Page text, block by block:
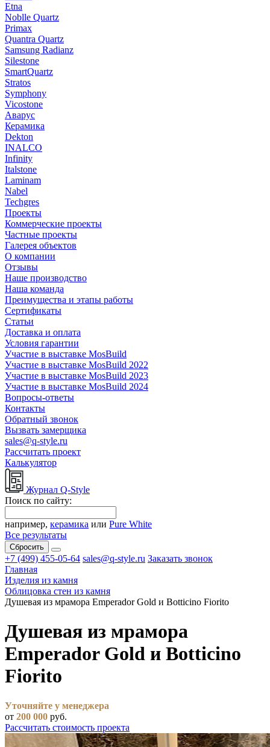
Etna
Noblle Quartz
Primax
Quantra Quartz
Samsung Radianz
Silestone
SmartQuartz
Stratos
Symphony
Vicostone
Аварус
Керамика
Dekton
INALCO
Infinity
Italstone
Laminam
Nabel
Techgres
Проекты
Коммерческие проекты
Частные проекты
Галерея объектов
О компании
Отзывы
Наше производство
Наша команда
Преимущества и этапы работы
Сертификаты
Статьи
Доставка и оплата
Условия гарантии
Участие в выставке MosBuild
Участие в выставке MosBuild 2022
Участие в выставке MosBuild 2023
Участие в выставке MosBuild 2024
Вопросы-ответы
Контакты
Обратный звонок
Вызвать замерщика
sales@q-style.ru
Рассчитать проект
Калькулятор
Журнал Q-Style
Поиск по сайту:
например, керамика или Pure White
Все результаты
Сбросить
+7 (499) 455-05-64 sales@q-style.ru Заказать звонок
Главная
Изделия из камня
Облицовка стен из камня
Душевая из мрамора Emperador Gold и Botticino Fiorito
Душевая из мрамора
Emperador Gold и Botticino
Fiorito
Уточняйте у менеджера
от 200 000 руб.
Рассчитать стоимость проекта